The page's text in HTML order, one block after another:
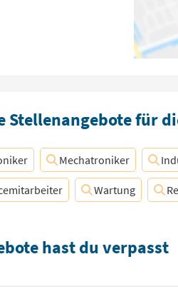
Stellenangebote für
Mechatroniker
Wartung
hast du verpasst